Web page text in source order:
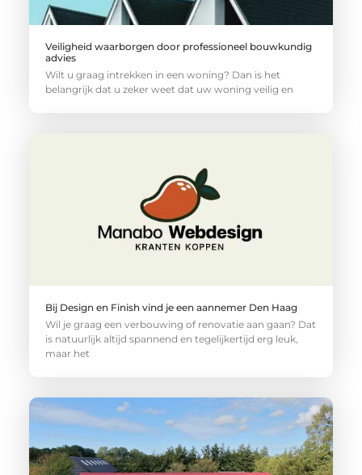
Veiligheid waarborgen door professioneel bouwkundig
advies
Wilt u graag intrekken in een woning? Dan is het
belangrijk dat u zeker weet dat uw woning veilig en
Bij Design en Finish vind je een aannemer Den Haag
Wil je graag een verbouwing of renovatie aan gaan? Dat
is natuurlijk altijd spannend en tegelijkertijd erg leuk,
maar het